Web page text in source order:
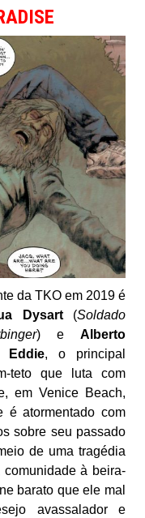
da TKO em 2019 é
Dysart(Soldado
) e Alberto
Eddie, o principal
teto que luta com
em Venice Beach,
é atormentado com
sobre seu passado
de uma tragédia
à beira-
barato que ele mal
avassalador e